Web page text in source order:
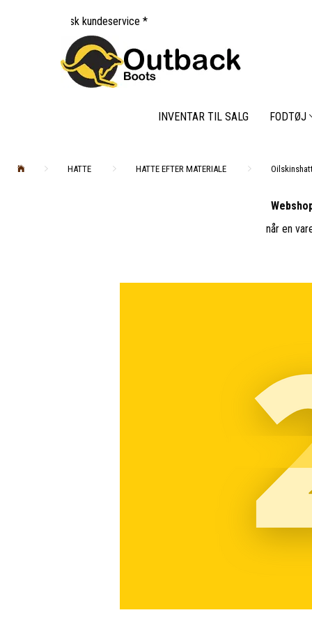
INVENTAR TIL SALG FODTØJ
HATTE HATTE EFTER MATERIALE
når en